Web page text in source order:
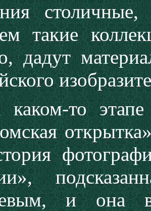
такие
дадут
то этапе
и она